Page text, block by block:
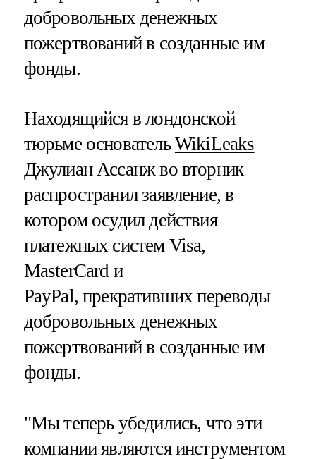
добровольных денежных
пожертвований в созданные им
фонды.
Находящийся в лондонской
тюрьме основательWikiLeaks
Джулиан Ассанж во вторник
распространил заявление, в
котором осудил действия
платежных систем Visa,
MasterCard и
PayPal, прекративших переводы
добровольных денежных
пожертвований в созданные им
фонды.
"Мы теперь убедились, что эти
компании являются инструментом